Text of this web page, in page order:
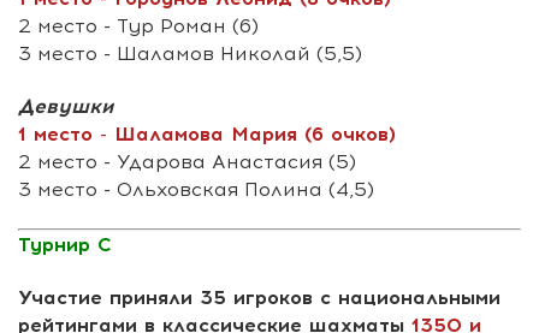
2 место - Тур Роман (6)
3 место - Шаламов Николай (5,5)
Девушки
1 место - Шаламова Мария (6 очков)
2 место - Ударова Анастасия (5)
3 место - Ольховская Полина (4,5)
Турнир С
Участие приняли 35 игроков с национальными
рейтингами в классические шахматы 1350 и